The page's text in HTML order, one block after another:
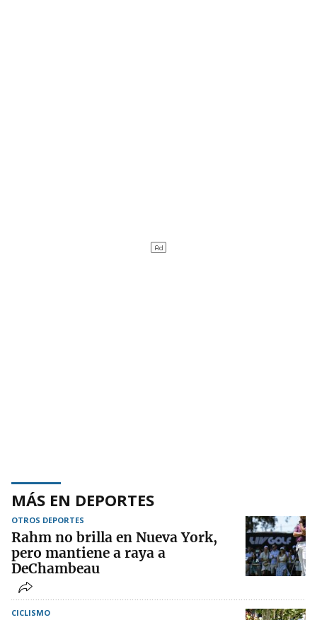
MÁS EN DEPORTES
OTROS DEPORTES
Rahm no brilla en Nueva York,
pero mantiene a raya a
DeChambeau
CICLISMO